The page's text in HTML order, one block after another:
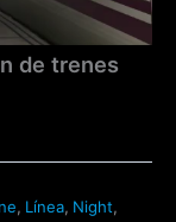
de trenes
, Línea, Night,